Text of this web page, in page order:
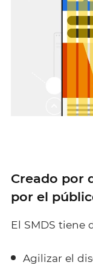
Creado por
por el
El SMDS tiene
Agilizar el